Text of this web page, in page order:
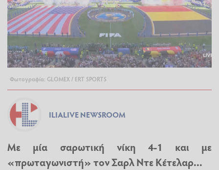
Φωτογραφία: GLOMEX / ERT SPORTS
ILIALIVE NEWSROOM
Με μία σαρωτική νίκη 4-1 και με
«πρωταγωνιστή» τον Σαρλ Ντε Κέτελαρ...